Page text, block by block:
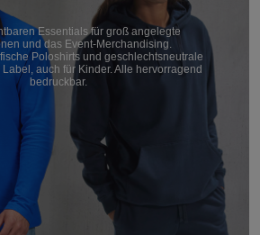
Essentials für groß angelegte
und das Event-Merchandising.
Poloshirts und geschlechtsneutrale
auch für Kinder. Alle hervorragend
bedruckbar.